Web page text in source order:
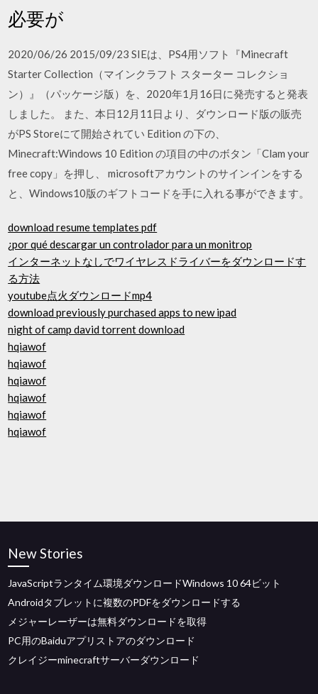
必要が
2020/06/26 2015/09/23 SIEは、PS4用ソフト『Minecraft
Starter Collection（マインクラフト スターター コレクショ
ン）』（パッケージ版）を、2020年1月16日に発売すると発表
しました。 また、本日12月11日より、ダウンロード版の販売
がPS Storeにて開始されてい Edition の下の、
Minecraft:Windows 10 Edition の項目の中のボタン「Clam your
free copy」を押し、 microsoftアカウントのサインインをする
と、Windows10版のギフトコードを手に入れる事ができます。
download resume templates pdf
¿por qué descargar un controlador para un monitrop
インターネットなしでワイヤレスドライバーをダウンロードす
る方法
youtube点火ダウンロードmp4
download previously purchased apps to new ipad
night of camp david torrent download
hqiawof
hqiawof
hqiawof
hqiawof
hqiawof
hqiawof
New Stories
JavaScriptランタイム環境ダウンロードWindows 10 64ビット
Androidタブレットに複数のPDFをダウンロードする
メジャーレーザーは無料ダウンロードを取得
PC用のBaiduアプリストアのダウンロード
クレイジーminecraftサーバーダウンロード